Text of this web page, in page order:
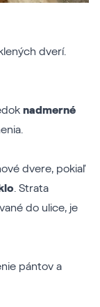
dverí.
nadmerné
dvere, pokiaľ
. Strata
do ulice, je
pántov a